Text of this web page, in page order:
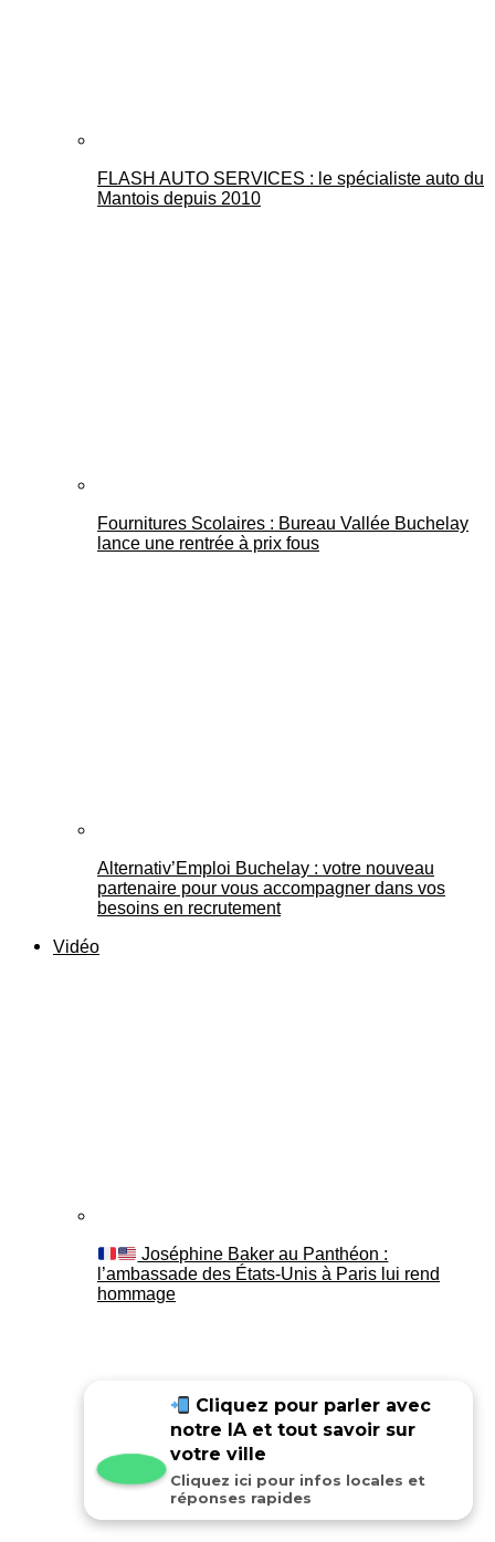
FLASH AUTO SERVICES : le spécialiste auto du
Mantois depuis 2010
Fournitures Scolaires : Bureau Vallée Buchelay
lance une rentrée à prix fous
Alternativ’Emploi Buchelay : votre nouveau
partenaire pour vous accompagner dans vos
besoins en recrutement
Vidéo
Joséphine Baker au Panthéon :
l’ambassade des États-Unis à Paris lui rend
hommage
Cliquez pour parler avec
notre IA et tout savoir sur
votre ville
Cliquez ici pour infos locales et
réponses rapides